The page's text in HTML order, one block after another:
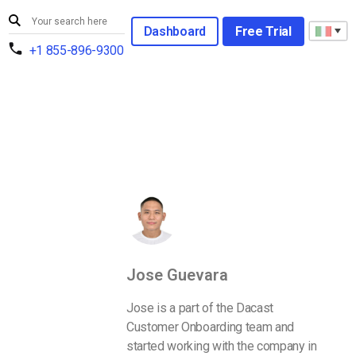
+1 855-896-9300
Dashboard Free Trial
Jose Guevara
Jose is a part of the Dacast
Customer Onboarding team and
started working with the company in